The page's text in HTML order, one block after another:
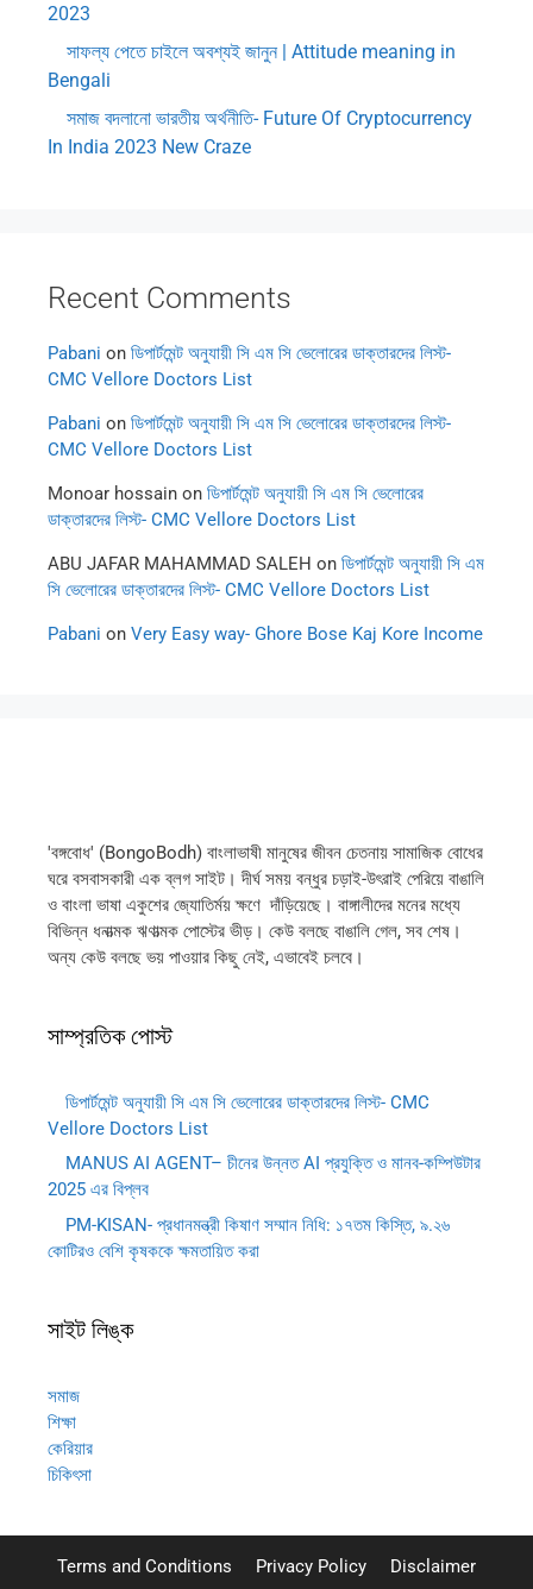
2023
সাফল্য পেতে চাইলে অবশ্যই জানুন | Attitude meaning in
Bengali
সমাজ বদলানো ভারতীয় অর্থনীতি- Future Of Cryptocurrency
In India 2023 New Craze
Recent Comments
Pabani on ডিপার্টমেন্ট অনুযায়ী সি এম সি ভেলোরের ডাক্তারদের লিস্ট-
CMC Vellore Doctors List
Pabani on ডিপার্টমেন্ট অনুযায়ী সি এম সি ভেলোরের ডাক্তারদের লিস্ট-
CMC Vellore Doctors List
Monoar hossain on ডিপার্টমেন্ট অনুযায়ী সি এম সি ভেলোরের
ডাক্তারদের লিস্ট- CMC Vellore Doctors List
ABU JAFAR MAHAMMAD SALEH on ডিপার্টমেন্ট অনুযায়ী সি এম
সি ভেলোরের ডাক্তারদের লিস্ট- CMC Vellore Doctors List
Pabani on Very Easy way- Ghore Bose Kaj Kore Income
'বঙ্গবোধ' (BongoBodh) বাংলাভাষী মানুষের জীবন চেতনায় সামাজিক বোধের
ঘরে বসবাসকারী এক ব্লগ সাইট। দীর্ঘ সময় বন্ধুর চড়াই-উৎরাই পেরিয়ে বাঙালি
ও বাংলা ভাষা একুশের জ্যোতির্ময় ক্ষণে দাঁড়িয়েছে। বাঙ্গালীদের মনের মধ্যে
বিভিন্ন ধনাত্মক ঋণাত্মক পোস্টের ভীড়। কেউ বলছে বাঙালি গেল, সব শেষ।
অন্য কেউ বলছে ভয় পাওয়ার কিছু নেই, এভাবেই চলবে।
সাম্প্রতিক পোস্ট
ডিপার্টমেন্ট অনুযায়ী সি এম সি ভেলোরের ডাক্তারদের লিস্ট- CMC
Vellore Doctors List
MANUS AI AGENT– চীনের উন্নত AI প্রযুক্তি ও মানব-কম্পিউটার
2025 এর বিপ্লব
PM-KISAN- প্রধানমন্ত্রী কিষাণ সম্মান নিধি: ১৭তম কিস্তি, ৯.২৬
কোটিরও বেশি কৃষককে ক্ষমতায়িত করা
সাইট লিঙ্ক
সমাজ
শিক্ষা
কেরিয়ার
চিকিৎসা
Terms and Conditions Privacy Policy Disclaimer